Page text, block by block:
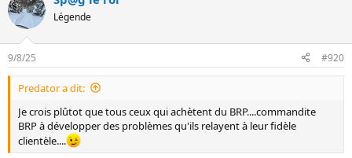
Légende
9/8/25 #920
Predator a dit:
Je crois plûtot que tous ceux qui achètent du BRP....commandite
BRP à développer des problèmes qu'ils relayent à leur fidèle
clientèle....